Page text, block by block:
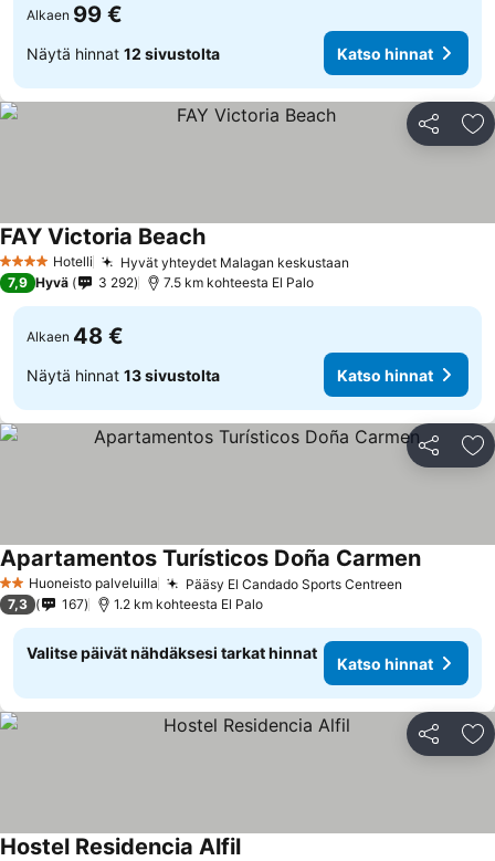
Alkaen 99 €
Näytä hinnat 12 sivustolta Katso hinnat
Jaa
4 Tähtiluokitus
Hotelli Hyvät yhteydet Malagan keskustaan
FAY Victoria Beach
7,9 Hyvä 3 292 7.5 km kohteesta El Palo
Alkaen 48 €
Näytä hinnat 13 sivustolta Katso hinnat
Jaa
2 Tähtiluokitus
Huoneisto palveluilla Pääsy El Candado Sports Centreen
Apartamentos Turísticos Doña Carmen
7,3 167 1.2 km kohteesta El Palo
Valitse päivät nähdäksesi tarkat hinnat
Katso hinnat
Jaa
Hostel Residencia Alfil